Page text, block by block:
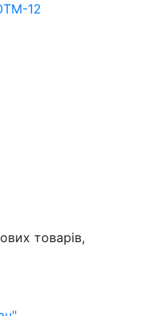
12
товарів,